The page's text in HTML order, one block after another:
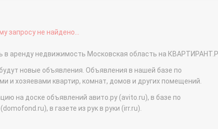
запросу не найдено...
в аренду недвижимость Московская область на
новые объявления. Объявления в нашей базе по
и хозяевами квартир, комнат, домов и других помещений.
на доске объявлений авито.ру (avito.ru), в базе по
в газете из рук в руки (irr.ru).